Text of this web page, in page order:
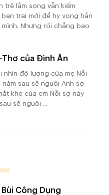
trẻ lắm song vẫn kiếm
trai mới để hy vọng hắn
mình. Nhưng rồi chẳng bao
của Đình Ân
nhìn độ lượng của mẹ Nỗi
năm sau sẽ nguôi Anh sợ
khe của em Nỗi sợ này
sẽ nguôi ...
Bùi Công Dụng